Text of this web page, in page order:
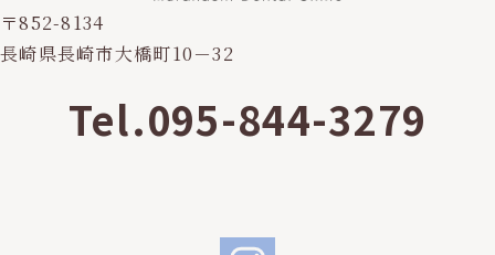
〒852-8134
長崎県長崎市大橋町10－32
Tel.095-844-3279